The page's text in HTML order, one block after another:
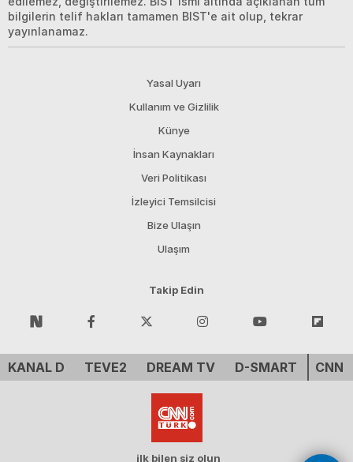
bilgilerin telif hakları tamamen BIST'e ait olup, tekrar
yayınlanamaz.
Yasal Uyarı
Kullanım ve Gizlilik
Künye
İnsan Kaynakları
Veri Politikası
İzleyici Temsilcisi
Bize Ulaşın
Ulaşım
Takip Edin
KANAL D TEVE2 DREAM TV D-SMART CNN
ilk bilen siz olun